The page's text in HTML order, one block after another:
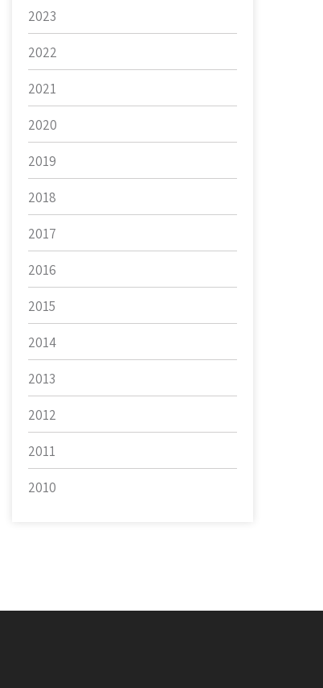
2023
2022
2021
2020
2019
2018
2017
2016
2015
2014
2013
2012
2011
2010